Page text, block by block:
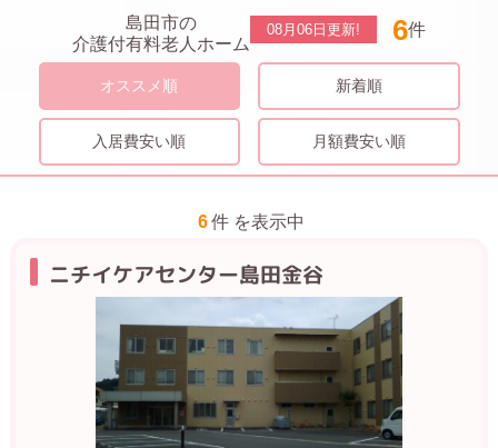
島田市の
介護付有料老人ホーム
08月06日 更新! 6件
オススメ順 新着順
入居費安い順 月額費安い順
6 件 を表示中
ニチイケアセンター島田金谷